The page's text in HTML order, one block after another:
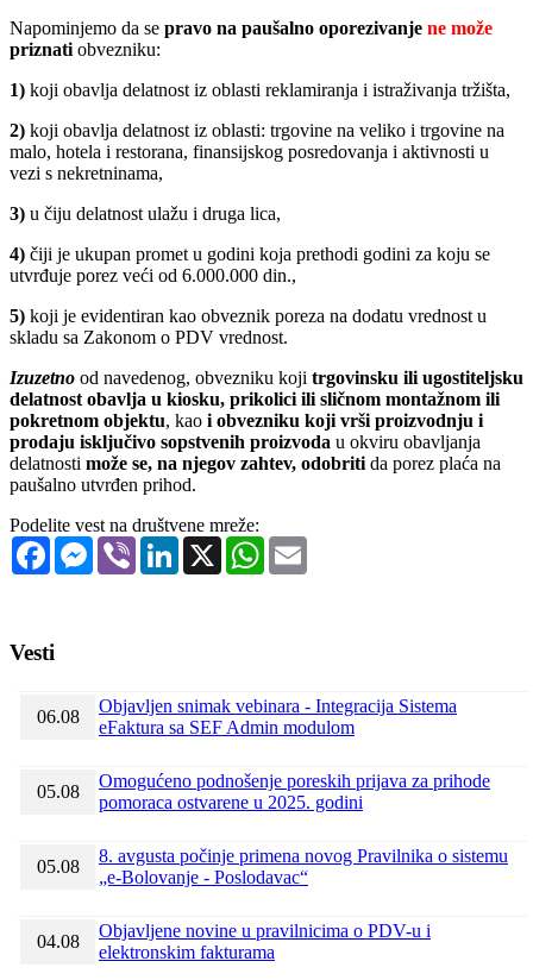
Napominjemo da se pravo na paušalno oporezivanje ne može
priznatiobvezniku:
1) koji obavlja delatnost iz oblasti reklamiranja i istraživanja tržišta,
2) koji obavlja delatnost iz oblasti: trgovine na veliko i trgovine na
malo, hotela i restorana, finansijskog posredovanja i aktivnosti u
vezi s nekretninama,
3) u čiju delatnost ulažu i druga lica,
4) čiji je ukupan promet u godini koja prethodi godini za koju se
utvrđuje porez veći od 6.000.000 din.,
5) koji je evidentiran kao obveznik poreza na dodatu vrednost u
skladu sa Zakonom o PDV vrednost.
Izuzetno od navedenog, obvezniku koji trgovinsku ili ugostiteljsku
delatnost obavlja u kiosku, prikolici ili sličnom montažnom ili
pokretnom objektu, kao i obvezniku koji vrši proizvodnju i
prodaju isključivo sopstvenih proizvoda u okviru obavljanja
delatnosti može se, na njegov zahtev, odobritida porez plaća na
paušalno utvrđen prihod.
Podelite vest na društvene mreže:
FacebookMessenger
Viber LinkedIn
X WhatsApp
Vesti
06.08
Objavljen snimak vebinara - Integracija Sistema
eFaktura sa SEF Admin modulom
05.08
Omogućeno podnošenje poreskih prijava za prihode
pomoraca ostvarene u 2025. godini
05.08
8. avgusta počinje primena novog Pravilnika o sistemu
„e-Bolovanje - Poslodavac“
04.08
Objavljene novine u pravilnicima o PDV-u i
elektronskim fakturama